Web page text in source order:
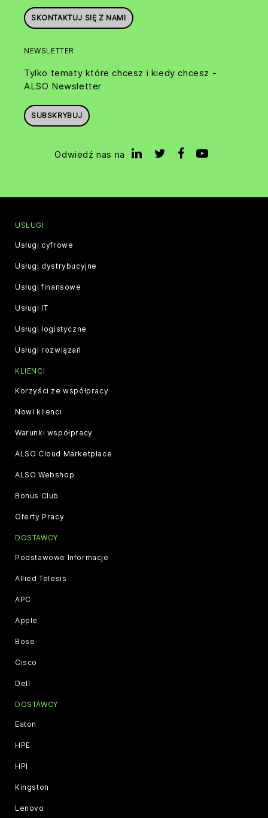
SKONTAKTUJ SIĘ Z NAMI
NEWSLETTER
Tylko tematy które chcesz i kiedy chcesz -
ALSO Newsletter
SUBSKRYBUJ
Odwiedź nas na
USŁUGI
Usługi cyfrowe
Usługi dystrybucyjne
Usługi finansowe
Usługi IT
Usługi logistyczne
Usługi rozwiązań
KLIENCI
Korzyści ze współpracy
Nowi klienci
Warunki współpracy
ALSO Cloud Marketplace
ALSO Webshop
Bonus Club
Oferty Pracy
DOSTAWCY
Podstawowe Informacje
Allied Telesis
APC
Apple
Bose
Cisco
Dell
DOSTAWCY
Eaton
HPE
HPI
Kingston
Lenovo